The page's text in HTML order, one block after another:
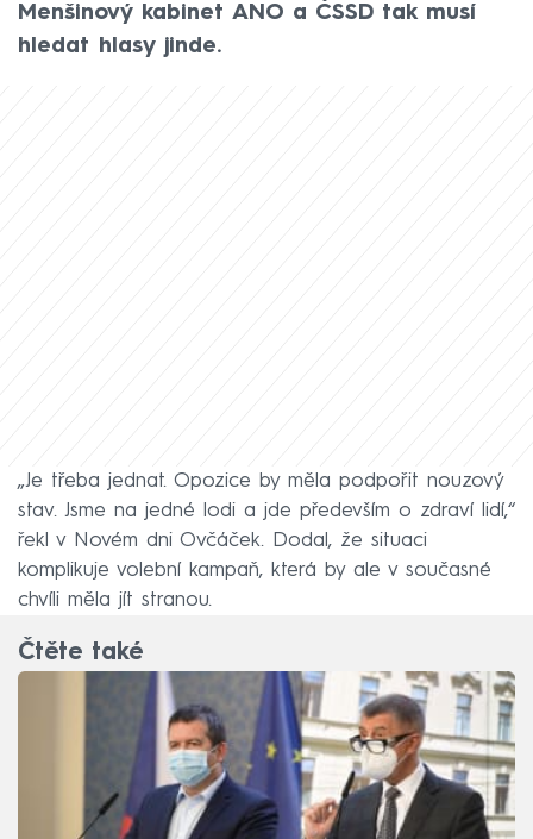
Menšinový kabinet ANO a ČSSD tak musí
hledat hlasy jinde.
„Je třeba jednat. Opozice by měla podpořit nouzový
stav. Jsme na jedné lodi a jde především o zdraví lidí,“
řekl v Novém dni Ovčáček. Dodal, že situaci
komplikuje volební kampaň, která by ale v současné
chvíli měla jít stranou.
Čtěte také